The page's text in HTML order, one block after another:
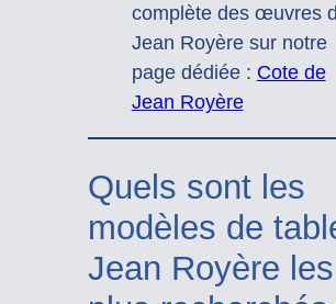
complète des œuvres
Jean Royère sur notre
page dédiée : Cote de
Jean Royère
Quels sont les
modèles de
Jean Royère les